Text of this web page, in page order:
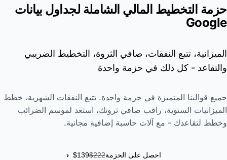
حزمة التخطيط المالي الشاملة لجداول بيانات
Google
الميزانية، تتبع النفقات، صافي الثروة، التخطيط الضريبي
والتقاعد - كل ذلك في حزمة واحدة
جميع قوالبنا المتميزة في حزمة واحدة. تتبع النفقات الشهرية، خطط
الميزانيات السنوية، راقب صافي ثروتك، استعد لموسم الضرائب
وخطط لتقاعدك - مع آلات حاسبة إضافية مجانية.
احصل على الحزمة$222
$139
›